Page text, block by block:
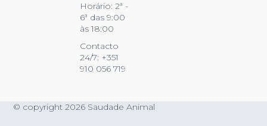
Horário: 2ª -
6ª das 9:00
às 18:00
Contacto
24/7: +351
910 056 719
© copyright 2026 Saudade Animal